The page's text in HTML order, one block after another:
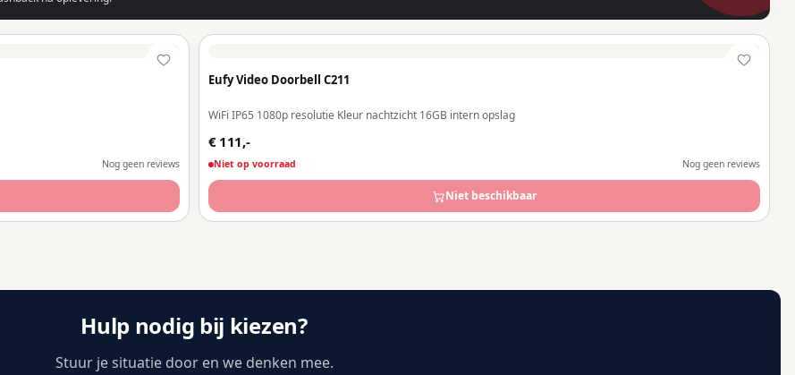
Nog geen reviews
Eufy Video Doorbell C211
WiFi IP65 1080p resolutie Kleur nachtzicht 16GB intern opslag
€ 111,-
Niet op voorraad Nog geen reviews
Niet beschikbaar
Hulp nodig bij kiezen?
Stuur je situatie door en we denken mee.